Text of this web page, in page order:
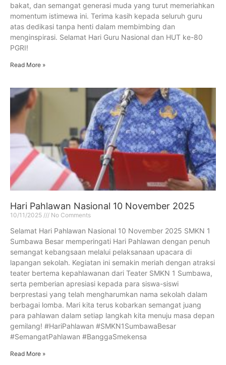
bakat, dan semangat generasi muda yang turut memeriahkan
momentum istimewa ini. Terima kasih kepada seluruh guru
atas dedikasi tanpa henti dalam membimbing dan
menginspirasi. Selamat Hari Guru Nasional dan HUT ke-80
PGRI!
Read More »
Hari Pahlawan Nasional 10 November 2025
10/11/2025 No Comments
Selamat Hari Pahlawan Nasional 10 November 2025 SMKN 1
Sumbawa Besar memperingati Hari Pahlawan dengan penuh
semangat kebangsaan melalui pelaksanaan upacara di
lapangan sekolah. Kegiatan ini semakin meriah dengan atraksi
teater bertema kepahlawanan dari Teater SMKN 1 Sumbawa,
serta pemberian apresiasi kepada para siswa-siswi
berprestasi yang telah mengharumkan nama sekolah dalam
berbagai lomba. Mari kita terus kobarkan semangat juang
para pahlawan dalam setiap langkah kita menuju masa depan
gemilang! #HariPahlawan #SMKN1SumbawaBesar
#SemangatPahlawan #BanggaSmekensa
Read More »